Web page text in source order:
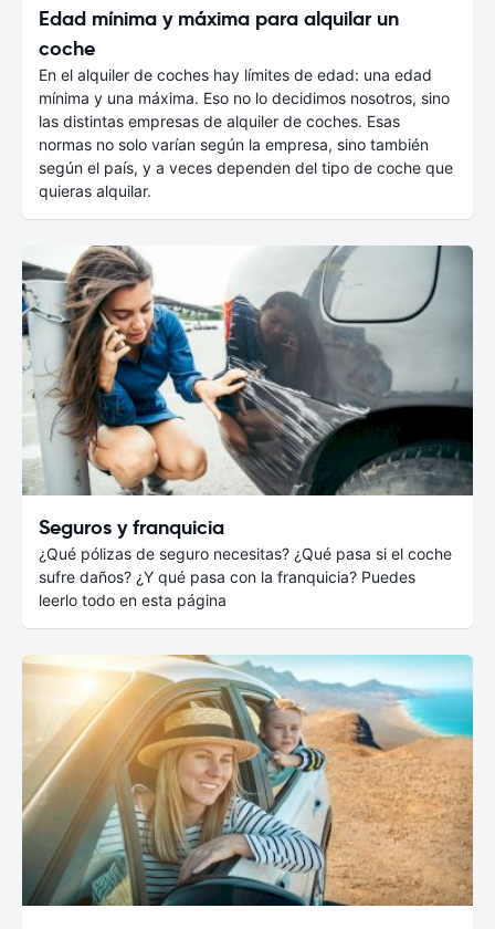
Edad mínima y máxima para alquilar un
coche
En el alquiler de coches hay límites de edad: una edad
mínima y una máxima. Eso no lo decidimos nosotros, sino
las distintas empresas de alquiler de coches. Esas
normas no solo varían según la empresa, sino también
según el país, y a veces dependen del tipo de coche que
quieras alquilar.
Seguros y franquicia
¿Qué pólizas de seguro necesitas? ¿Qué pasa si el coche
sufre daños? ¿Y qué pasa con la franquicia? Puedes
leerlo todo en esta página